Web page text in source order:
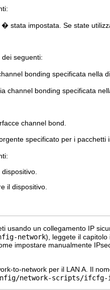
stata impostata. Se state
seguenti:
bonding specificata nella
channel bonding specificata
channel bond.
specificato per i pacchetti
il dispositivo.
un collegamento IP
network), leggete il capitolo
impostare manualmente
to-network per il LAN A. Il
network-scripts/ifcfg-